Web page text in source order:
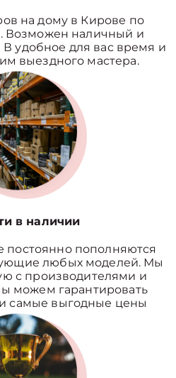
на дому в Кирове по
Возможен наличный и
удобное для вас время и
выездного мастера.
в наличии
постоянно пополняются
любых моделей. Мы
с производителями и
можем гарантировать
самые выгодные цены